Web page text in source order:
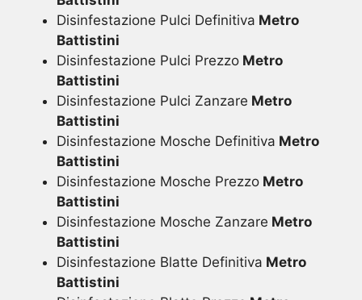
Disinfestazione Pulci Definitiva Metro
Battistini
Disinfestazione Pulci Prezzo Metro
Battistini
Disinfestazione Pulci Zanzare Metro
Battistini
Disinfestazione Mosche Definitiva Metro
Battistini
Disinfestazione Mosche Prezzo Metro
Battistini
Disinfestazione Mosche Zanzare Metro
Battistini
Disinfestazione Blatte Definitiva Metro
Battistini